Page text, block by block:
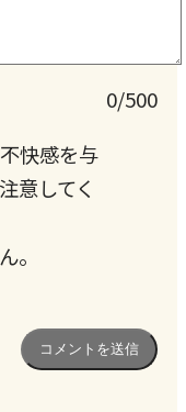
快感を与
意してく
。
0/500